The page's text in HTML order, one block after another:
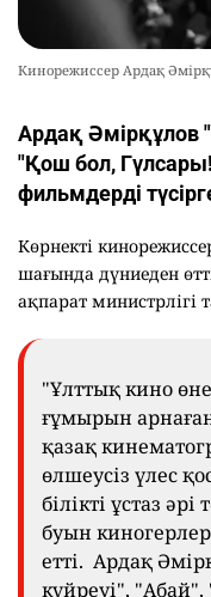
Кинорежиссер Ардақ
Ардақ Әмірқұлов
"Қош бол,
фильмдерді
Көрнекті
шағында дүниеден
ақпарат министрлігі
"Ұлттық кино
ғұмырын
қазақ
өлшеусіз үлес
білікті ұстаз
буын
етті. Ардақ
күйреуі",